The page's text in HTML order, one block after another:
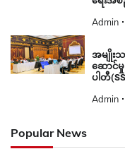
Admin
အမျိုးသ
ဆောင်
ပါတီ
Admin
Popular News